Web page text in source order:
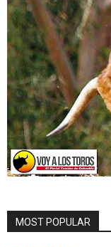
MOST POPULAR